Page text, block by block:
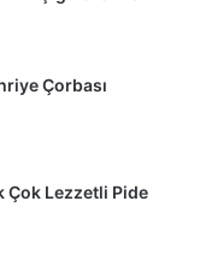
Çorbası
Çok Lezzetli Pide